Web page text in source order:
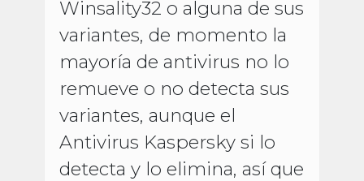
Winsality32 o alguna de sus
variantes, de momento la
mayoría de antivirus no lo
remueve o no detecta sus
variantes, aunque el
Antivirus Kaspersky si lo
detecta y lo elimina, así que